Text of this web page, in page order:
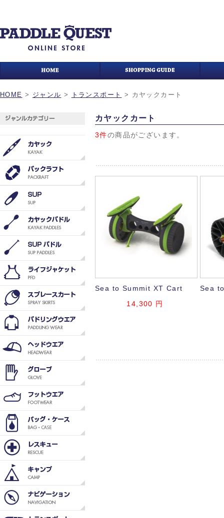
HOME > ジャンル > トランスポート > カヤックカート
カヤックカート
3件の商品がございます。
Sea to Summit XT Cart
14,300 円
Sea